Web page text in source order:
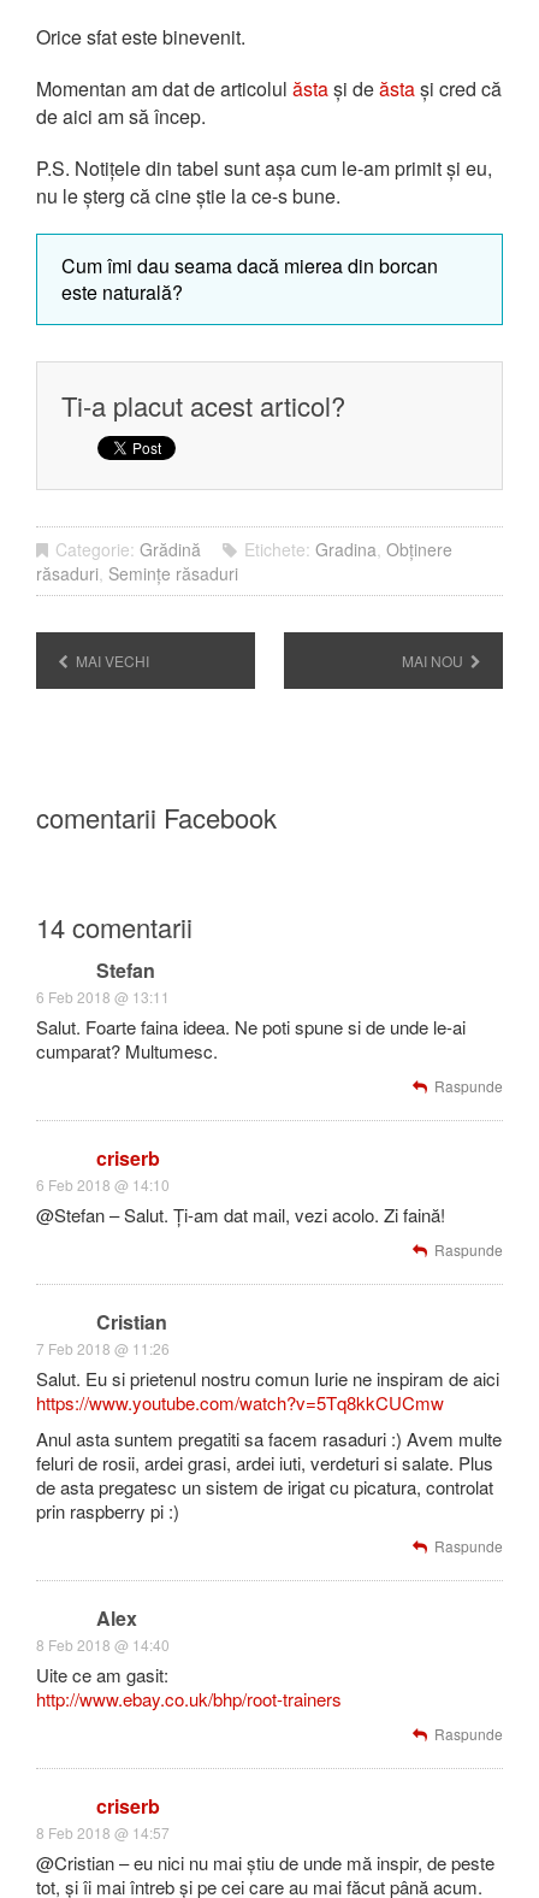
Orice sfat este binevenit.
Momentan am dat de articolul ăstași deăstași cred că
de aici am să încep.
P.S. Notițele din tabel sunt așa cum le-am primit și eu,
nu le șterg că cine știe la ce-s bune.
Cum îmi dau seama dacă mierea din borcan
este naturală?
Ti-a placut acest articol?
Categorie: Grădină Etichete: Gradina, Obținere
răsaduri, Semințe răsaduri
MAI VECHI MAI NOU
comentarii Facebook
14 comentarii
Stefan
6 Feb 2018 @ 13:11
Salut. Foarte faina ideea. Ne poti spune si de unde le-ai
cumparat? Multumesc.
Raspunde
criserb
6 Feb 2018 @ 14:10
@Stefan – Salut. Ți-am dat mail, vezi acolo. Zi faină!
Raspunde
Cristian
7 Feb 2018 @ 11:26
Salut. Eu si prietenul nostru comun Iurie ne inspiram de aici
https://www.youtube.com/watch?v=5Tq8kkCUCmw
Anul asta suntem pregatiti sa facem rasaduri :) Avem multe
feluri de rosii, ardei grasi, ardei iuti, verdeturi si salate. Plus
de asta pregatesc un sistem de irigat cu picatura, controlat
prin raspberry pi :)
Raspunde
Alex
8 Feb 2018 @ 14:40
Uite ce am gasit:
http://www.ebay.co.uk/bhp/root-trainers
Raspunde
criserb
8 Feb 2018 @ 14:57
@Cristian – eu nici nu mai știu de unde mă inspir, de peste
tot, și îi mai întreb și pe cei care au mai făcut până acum.